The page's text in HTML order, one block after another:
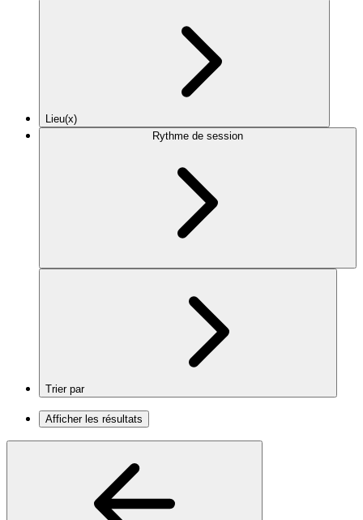
Lieu(x)
Rythme de session
Trier par
Afficher les résultats